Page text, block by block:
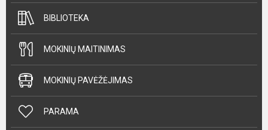
BIBLIOTEKA
MOKINIŲ MAITINIMAS
MOKINIŲ PAVĖŽĖJIMAS
PARAMA